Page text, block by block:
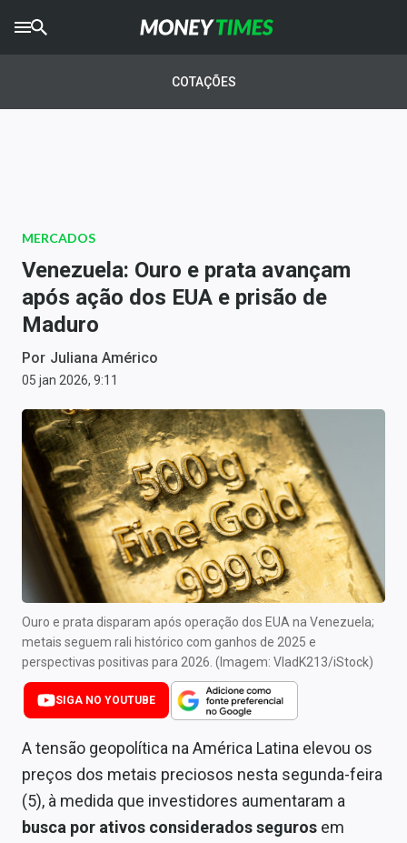
AGROTIMES
Newsletters
Money Trader
Anuncie
Últimas Notícias
Newsletters
Cotações
Comprar ou vender?
Carteiras Recomendadas
Central de Dividendos
Central de Fundos Imobiliários
Central dos IPOs
Renda Fixa
Finanças Pessoais
Mercados
Economia
COTAÇÕES
MERCADOS
Venezuela: Ouro e prata avançam
após ação dos EUA e prisão de
Maduro
Por Juliana Américo
05 jan 2026, 9:11
Ouro e prata disparam após operação dos EUA na Venezuela;
metais seguem rali histórico com ganhos de 2025 e
perspectivas positivas para 2026. (Imagem: VladK213/iStock)
SIGA NO YOUTUBE
A tensão geopolítica na América Latina elevou os
preços dos metais preciosos nesta segunda-feira
(5), à medida que investidores aumentaram a
busca por ativos considerados seguros em